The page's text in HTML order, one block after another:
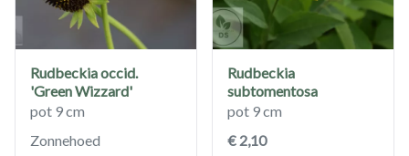
Rudbeckia occid.
'Green Wizzard'
pot 9 cm
Zonnehoed
Rudbeckia
subtomentosa
pot 9 cm
€ 2,10